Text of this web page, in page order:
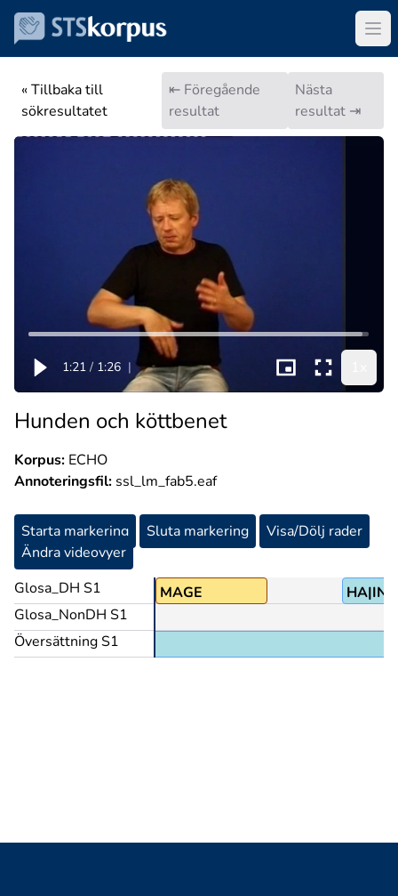
« Tillbaka till
sökresultatet
⇤ Föregående
resultat
Nästa
resultat ⇥
1:21 / 1:26 |
Hunden och köttbenet
Korpus: ECHO
Annoteringsfil: ssl_lm_fab5.eaf
Starta markering Sluta markering
Visa/Dölj rader
Ändra videovyer
Glosa_DH S1
Glosa_NonDH S1
Översättning S1
MAGE